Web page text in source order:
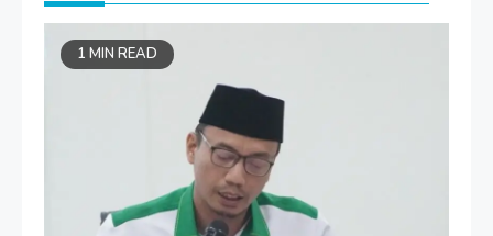
1 MIN READ